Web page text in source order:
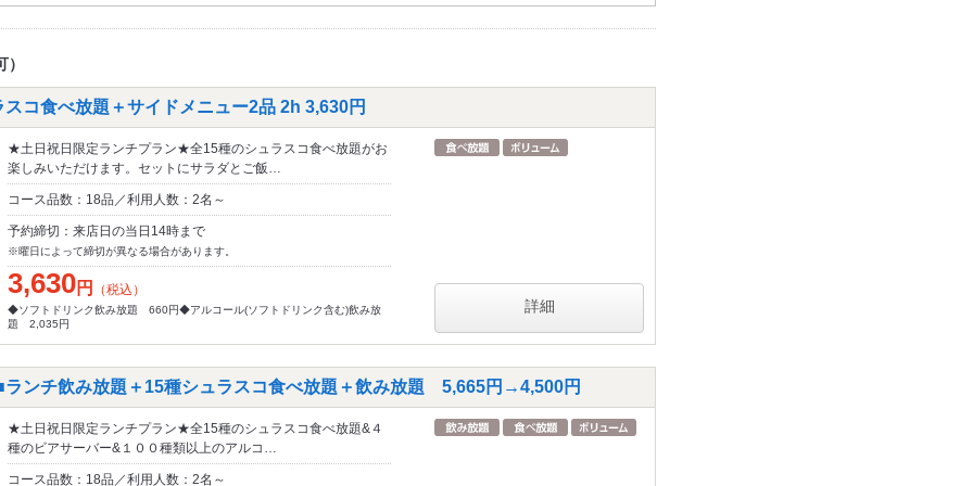
コ食べ放題＋サイドメニュー2品 2h 3,630円
★土日祝日限定ランチプラン★全15種のシュラスコ食べ放題がお
楽しみいただけます。セットにサラダとご飯…
コース品数：18品／利用人数：2名～
予約締切：来店日の当日14時まで
※曜日によって締切が異なる場合があります。
3,630円 （税込）
◆ソフトドリンク飲み放題 660円◆アルコール(ソフトドリンク含む)飲み放
題 2,035円
詳細
ランチ飲み放題＋15種シュラスコ食べ放題＋飲み放題 5,665円→4,500円
★土日祝日限定ランチプラン★全15種のシュラスコ食べ放題&４
種のビアサーバー&１００種類以上のアルコ…
コース品数：18品／利用人数：2名～